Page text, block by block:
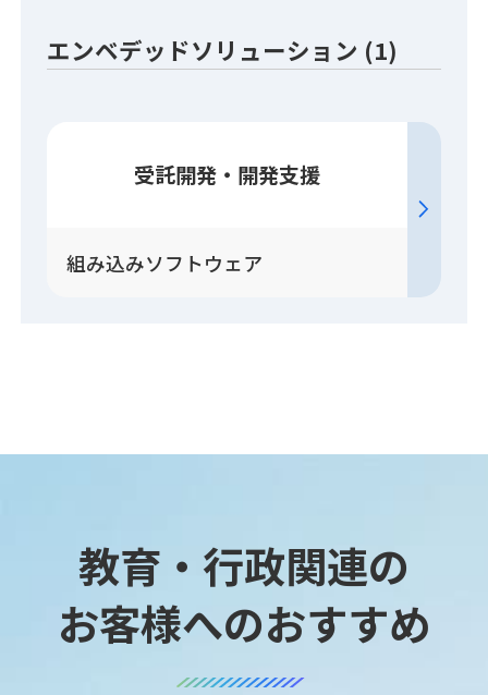
エンベデッドソリューション (1)
受託開発・開発支援
組み込みソフトウェア
教育・行政関連の
お客様へのおすすめ